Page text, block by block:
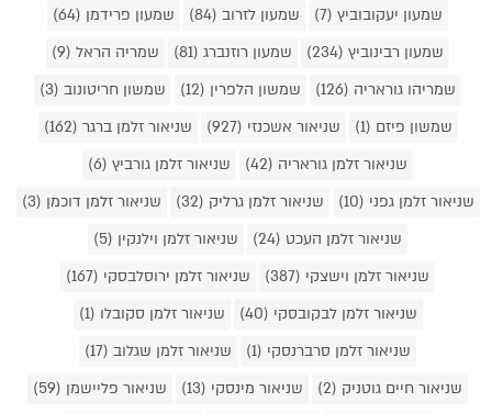
שמעון יעקובוביץ (7)
שמעון לזרוב (84)
שמעון פרידמן (64)
שמעון רבינוביץ (234)
שמעון רוזנברג (81)
שמריה הראל (9)
שמריהו גוראריה (126)
שמשון הלפרין (12)
שמשון חריטונוב (3)
שמשון פיזם (1)
שניאור אשכנזי (927)
שניאור זלמן ברגר (162)
שניאור זלמן גוראריה (42)
שניאור זלמן גורביץ (6)
שניאור זלמן גפני (10)
שניאור זלמן גרליק (32)
שניאור זלמן דוכמן (3)
שניאור זלמן העכט (24)
שניאור זלמן וילנקין (5)
שניאור זלמן וישצקי (387)
שניאור זלמן ירוסלבסקי (167)
שניאור זלמן לבקובסקי (40)
שניאור זלמן סקובלו (1)
שניאור זלמן סרברנסקי (1)
שניאור זלמן שגלוב (17)
שניאור חיים גוטניק (2)
שניאור מינסקי (13) שניאור פליישמן (59)